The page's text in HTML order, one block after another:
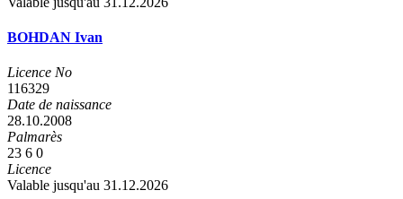
BOHDAN Ivan
Licence No
116329
Date de naissance
28.10.2008
Palmarès
23 6 0
Licence
Valable jusqu'au 31.12.2026